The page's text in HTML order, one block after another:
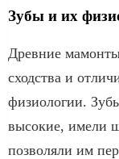
Зубы и их
Древние
сходства и
физиологии.
высокие, имели
позволяли им